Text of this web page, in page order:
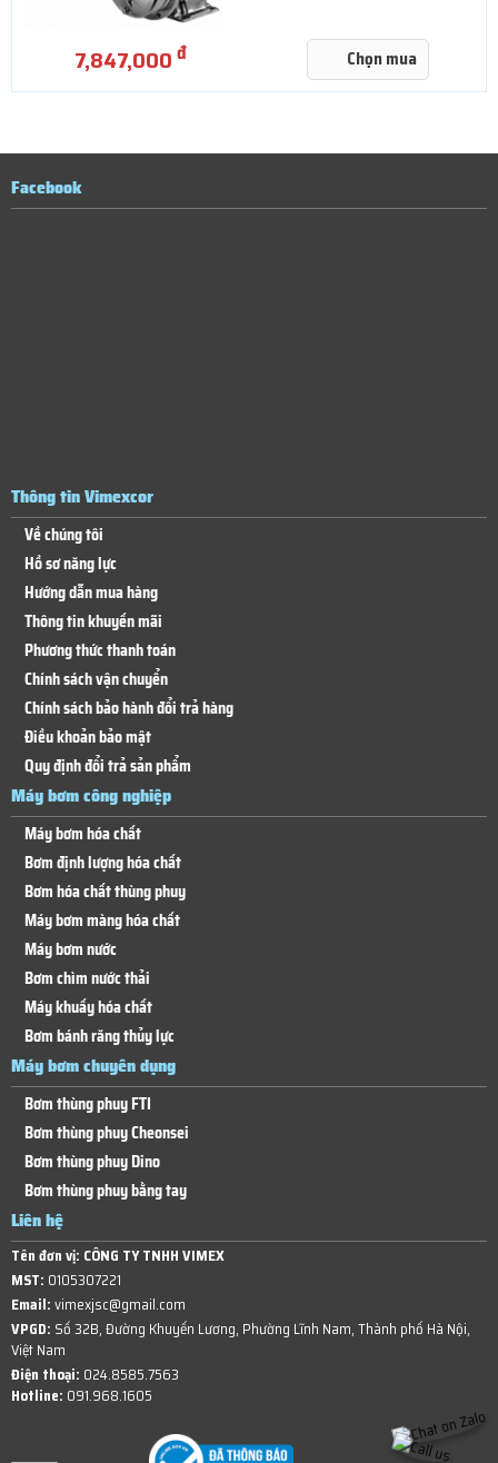
7,847,000đ Chọn mua
Facebook
Thông tin Vimexcor
Về chúng tôi
Hồ sơ năng lực
Hướng dẫn mua hàng
Thông tin khuyến mãi
Phương thức thanh toán
Chính sách vận chuyển
Chính sách bảo hành đổi trả hàng
Điều khoản bảo mật
Quy định đổi trả sản phẩm
Máy bơm công nghiệp
Máy bơm hóa chất
Bơm định lượng hóa chất
Bơm hóa chất thùng phuy
Máy bơm màng hóa chất
Máy bơm nước
Bơm chìm nước thải
Máy khuấy hóa chất
Bơm bánh răng thủy lực
Máy bơm chuyên dụng
Bơm thùng phuy FTI
Bơm thùng phuy Cheonsei
Bơm thùng phuy Dino
Bơm thùng phuy bằng tay
Liên hệ
Tên đơn vị: CÔNG TY TNHH VIMEX
MST: 0105307221
Email:vimexjsc@gmail.com
VPGD: Số 32B, Đường Khuyến Lương, Phường Lĩnh Nam, Thành phố Hà Nội,
Việt Nam
Điện thoại: 024.8585.7563
Hotline: 091.968.1605